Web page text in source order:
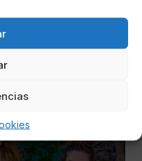
no pueden recibir